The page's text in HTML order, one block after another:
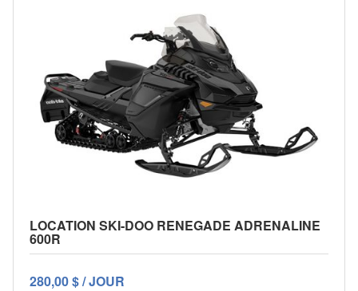
LOCATION SKI-DOO RENEGADE ADRENALINE
600R
280,00 $ / JOUR